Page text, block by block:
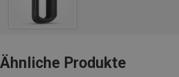
Ähnliche Produkte